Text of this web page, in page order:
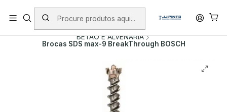
PORTES INCLUÍDOS EM ENCOMENDAS +75€ (excepto ilhas)
Início PRODUTOS ACESSÓRIOS
BETÃO E ALVENARIA
Brocas SDS max-9 BreakThrough BOSCH